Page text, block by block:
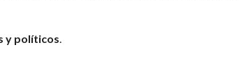
y políticos.